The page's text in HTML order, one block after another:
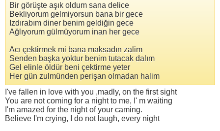
Bir görüşte aşık oldum sana delice
Bekliyorum gelmiyorsun bana bir gece
Izdırabım diner benim geldiğin gece
Ağlıyorum gülmüyorum inan her gece
Acı çektirmek mi bana maksadın zalim
Senden başka yoktur benim tutacak dalım
Gel elinle öldür beni çektirme yeter
Her gün zulmünden perişan olmadan halim
I've fallen in love with you ,madly, on the first sight
You are not coming for a night to me, I' m waiting
I'm amazed for the night of your caming.
Believe I'm crying, I do not laugh, every night